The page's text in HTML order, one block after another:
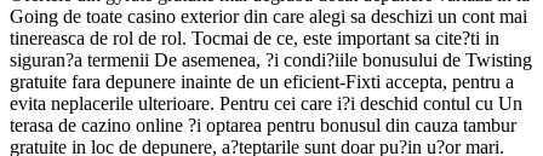
Going de toate casino exterior din care alegi sa deschizi un cont mai
tinereasca de rol de rol. Tocmai de ce, este important sa cite?ti in
siguran?a termenii De asemenea, ?i condi?iile bonusului de Twisting
gratuite fara depunere inainte de un eficient-Fixti accepta, pentru a
evita neplacerile ulterioare. Pentru cei care i?i deschid contul cu Un
terasa de cazino online ?i optarea pentru bonusul din cauza tambur
gratuite in loc de depunere, a?teptarile sunt doar pu?in u?or mari.